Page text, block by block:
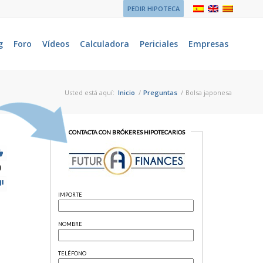
PEDIR HIPOTECA
Foro Vídeos Calculadora Periciales Empresas
Usted está aquí: Inicio / Preguntas / Bolsa japonesa